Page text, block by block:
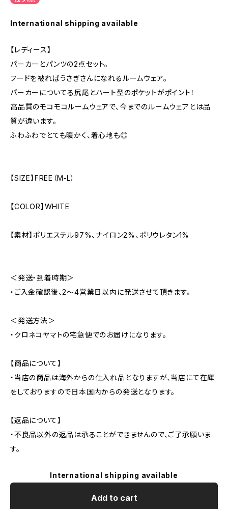
International shipping available
【レディース】
パーカーとパンツの2点セット。
フードを被ればうさぎさんになれるルームウェア。
パーカーについてる尻尾とハート型のポケットがポイント！
高品質のモコモコルームウェアで、今までのルームウェアとは品
質が違います。
ふわふわでとても暖かく、着心地も◎
【SIZE】FREE（M-L）
【COLOR】WHITE
【素材】ポリエステル97%、ナイロン2%、ポリウレタン1%
＜発送・到着時期＞
・ご入金確認後、2～4営業日以内に発送させて頂きます。
＜発送方法＞
・クロネコヤマトの宅急便でのお届けになります。
【商品について】
・当店の商品は海外からの仕入れ品となりますが、当店にて在庫
をしておりますので日本国内からの発送となります。
【返品について】
・不良品以外の返品は承ることができませんので、ご了承願いま
す。
International shipping available
Add to cart